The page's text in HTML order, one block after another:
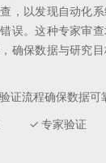
，以发现自动化
误。这种专家审
确保数据与研究
证流程确保数据可
✓ 专家验证